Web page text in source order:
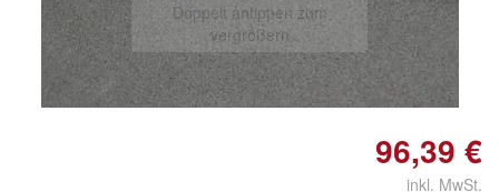
Doppelt antippen zum
vergrößern
96,39 €
inkl. MwSt.